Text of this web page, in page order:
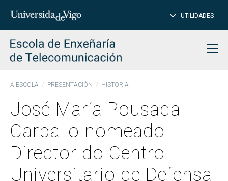
Introduce
para
buscar
UTILIDADES
A ESCOLA PRESENTACIÓN HISTORIA
José María Pousada
Carballo nomeado
Director do Centro
Universitario de Defensa